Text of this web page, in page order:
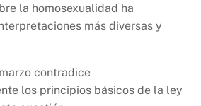
la homosexualidad ha
más diversas y
contradice
los principios básicos de la ley